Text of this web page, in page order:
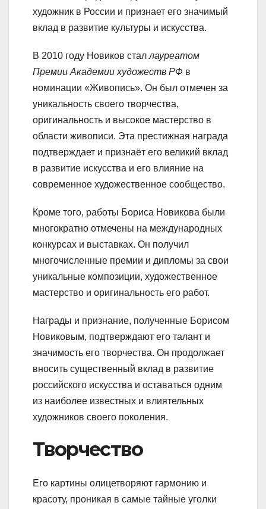
художник в России и признает его значимый
вклад в развитие культуры и искусства.
В 2010 году Новиков стал лауреатом
Премии Академии художеств РФ в
номинации «Живопись». Он был отмечен за
уникальность своего творчества,
оригинальность и высокое мастерство в
области живописи. Эта престижная награда
подтверждает и признаёт его великий вклад
в развитие искусства и его влияние на
современное художественное сообщество.
Кроме того, работы Бориса Новикова были
многократно отмечены на международных
конкурсах и выставках. Он получил
многочисленные премии и дипломы за свои
уникальные композиции, художественное
мастерство и оригинальность его работ.
Награды и признание, полученные Борисом
Новиковым, подтверждают его талант и
значимость его творчества. Он продолжает
вносить существенный вклад в развитие
российского искусства и оставаться одним
из наиболее известных и влиятельных
художников своего поколения.
Творчество
Его картины олицетворяют гармонию и
красоту, проникая в самые тайные уголки